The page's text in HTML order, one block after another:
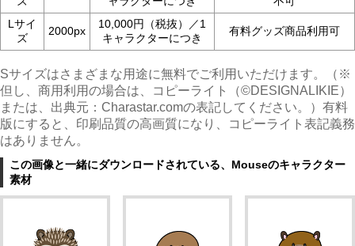
Lサイ
ズ
2000px
10,000円（税抜）／1
キャラクターにつき
有料グッズ商品利用可
Sサイズはさまざまな用途に無料でご利用いただけます。（※
但し、商用利用の場合は、コピーライト（©︎DESIGNALIKIE）
または、出典元：Charastar.comの表記してください。）有料
版にすると、印刷品質の高画質になり、コピーライト表記義務
はありません。
この画像と一緒にダウンロードされている、Mouseのキャラクター
素材